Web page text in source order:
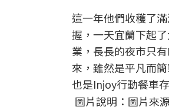
這一年他們收穫了
握，一天宜蘭下起
業，長長的夜市只
來，雖然是平凡而
也是Injoy行動餐車
圖片說明：圖片來